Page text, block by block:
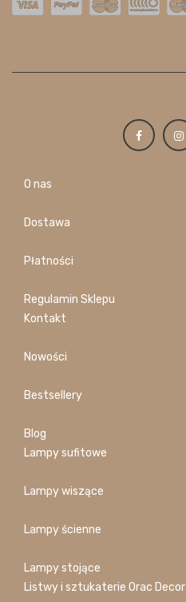
O nas
Dostawa
Płatności
Regulamin Sklepu
Kontakt
Nowości
Bestsellery
Blog
Lampy sufitowe
Lampy wiszące
Lampy ścienne
Lampy stojące
Listwy i sztukaterie Orac Decor